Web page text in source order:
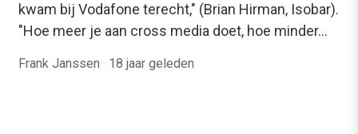
kwam bij Vodafone terecht," (Brian Hirman, Isobar).
"Hoe meer je aan cross media doet, hoe minder…
Frank Janssen · 18 jaar geleden